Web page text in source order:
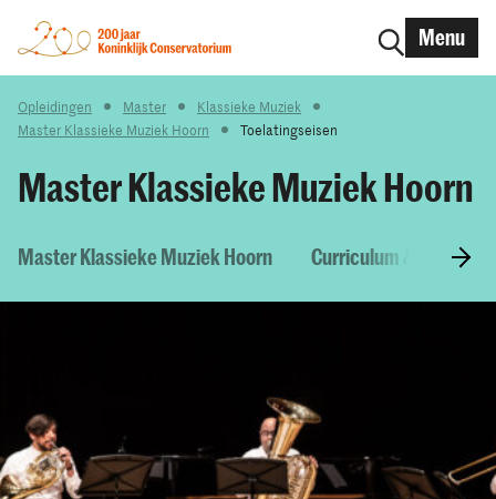
Menu
Opleidingen Master
Klassieke Muziek
Master Klassieke Muziek Hoorn
Toelatingseisen
Master Klassieke Muziek Hoorn
Master Klassieke Muziek Hoorn Curriculum & Vakken